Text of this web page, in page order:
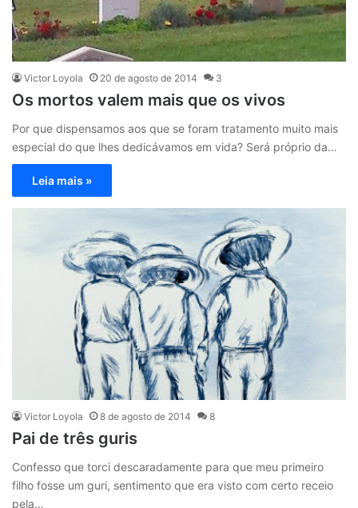
Victor Loyola 20 de agosto de 2014 3
Os mortos valem mais que os vivos
Por que dispensamos aos que se foram tratamento muito mais
especial do que lhes dedicávamos em vida? Será próprio da…
Leia mais »
Victor Loyola 8 de agosto de 2014 8
Pai de três guris
Confesso que torci descaradamente para que meu primeiro
filho fosse um guri, sentimento que era visto com certo receio
pela…